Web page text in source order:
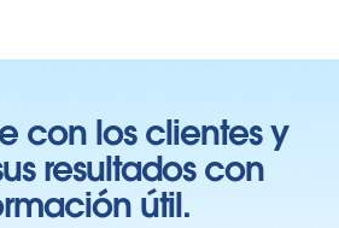
con los clientes y
resultados con
útil.